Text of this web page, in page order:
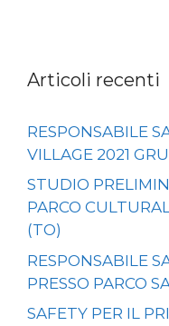
Articoli recenti
RESPONSABILE
VILLAGE 2021
STUDIO
PARCO
(TO)
RESPONSABILE
PRESSO PARCO
SAFETY PER IL